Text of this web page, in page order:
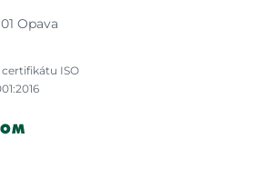
Opava
ISO